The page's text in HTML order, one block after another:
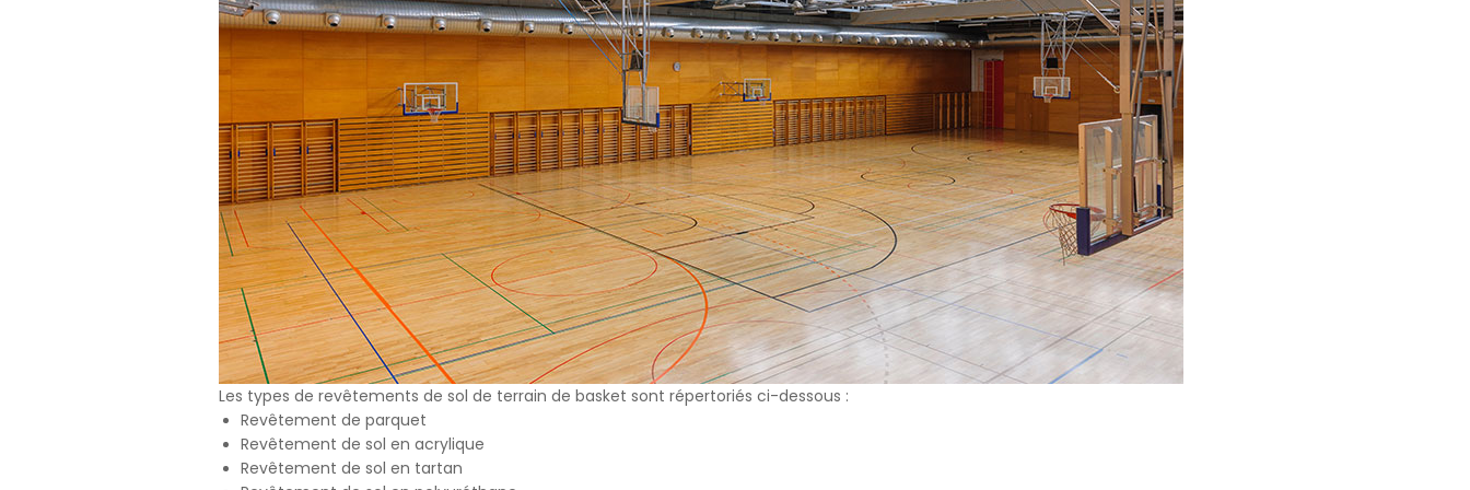
Les types de revêtements de sol de terrain de basket sont répertoriés ci-dessous :
Revêtement de parquet
Revêtement de sol en acrylique
Revêtement de sol en tartan
3.3.Zorunlu/Teknik Çerezler
Ziyaret ettiğiniz internet sitesinin düzgün şekilde çalışabilmesi için zorunlu çerezlerdir.
Bu tür çerezlerin amacı, sitenin çalışmasını sağlamak yoluyla gerekli hizmet sunmaktır.
Örneğin, internet sitesinin güvenli bölümlerine erişmeye, özelliklerini kullanabilmeye,
üzerinde gezinti yapabilmeye olanak verir.
3.4.Analitik Çerezler
İnternet sitesinin kullanım şekli, ziyaret sıklığı ve sayısı, hakkında bilgi toplayan ve
ziyaretçilerin siteye nasıl geçtiğini gösterirler. Bu tür çerezlerin kullanım amacı, sitenin
işleyiş biçimini iyileştirerek performans arttırmak ve genel eğilim yönünü belirlemektir.
Ziyaretçi kimliklerinin tespitini sağlayabilecek verileri içermezler. Örneğin, gösterilen hata
mesajı sayısı veya en çok ziyaret edilen sayfaları gösterirler.
3.5.İşlevsel/Fonksiyonel Çerezler
Ziyaretçinin site içerisinde yaptığı seçimleri kaydederek bir sonraki ziyarette hatırlar. Bu
tür çerezlerin amacı ziyaretçilere kullanım kolaylığı sağlamaktır. Örneğin, site
kullanıcısının ziyaret ettiği her bir sayfada kullanıcı şifresini tekrar girmesini önler.
3.6. Hedefleme/Reklam Çerezleri
Ziyaretçilere sunulan reklamların etkinliğinin ölçülmesi ve reklamların kaç kere
görüntülendiğinin hesaplanmasını sağlarlar. Bu tür çerezlerin amacı, ziyaretçilerin ilgi
alanlarına özelleştirilmiş reklamların sunulmasıdır.
Aynı şekilde, ziyaretçilerin gezinmelerine özel olarak ilgi alanlarının tespit edilmesini ve